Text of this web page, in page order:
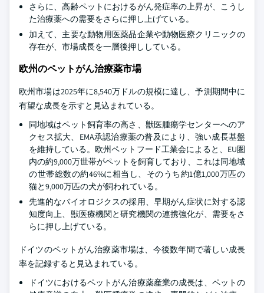
さらに、高齢ペットにおけるがん発症率の上昇が、こうし
た治療薬への需要をさらに押し上げている。
加えて、主要な動物用医薬品企業や動物医療クリニックの
存在が、市場成長を一層後押ししている。
欧州のペットがん治療薬市場
欧州市場は2025年に8,540万ドルの規模に達し、予測期間中に
有望な成長を示すと見込まれている。
同地域はペット飼育率の高さ、獣医腫瘍学センターへのア
クセス拡大、EMA承認治療薬の普及により、強い成長基盤
を維持している。欧州ペットフード工業会によると、EU圏
内の約9,000万世帯がペットを飼育しており、これは同地域
の世帯総数の約46%に相当し、そのうち約1億1,000万匹の
猫と9,000万匹の犬が飼われている。
先進的なバイオロジクスの採用、早期がん症状に対する認
知度向上、獣医療機関と研究機関の連携強化が、需要をさ
らに押し上げている。
ドイツのペットがん治療薬市場は、今後数年間で著しい成長
率を記録すると見込まれている。
ドイツにおけるペットがん治療薬産業の成長は、ペットの